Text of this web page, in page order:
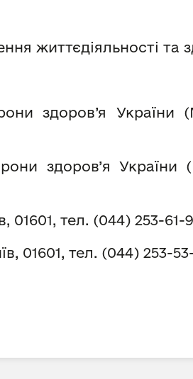
життєдіяльності та
здоров’я України
здоров’я України
01601, тел. (044) 253-61-
01601, тел. (044) 253-